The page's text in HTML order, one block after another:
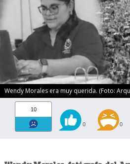
Wendy Morales era muy querida. (Foto:
10
0 0